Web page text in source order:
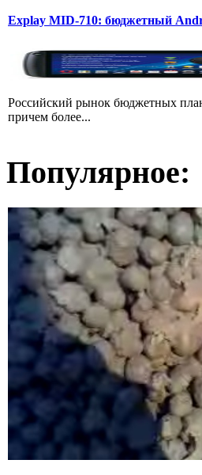
Explay MID-710: бюджетный
Российский рынок бюджетных
причем более...
Популярное: